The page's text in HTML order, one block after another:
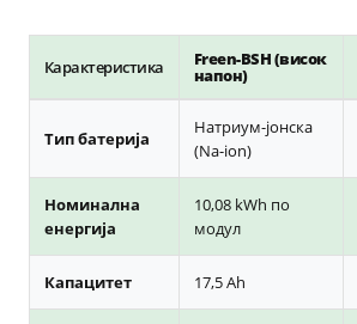
Карактеристика Freen-BSH (висок
напон)
Тип батерија
Натриум-јонска
(Na-ion)
Номинална
енергија
10,08 kWh по
модул
Капацитет 17,5 Ah